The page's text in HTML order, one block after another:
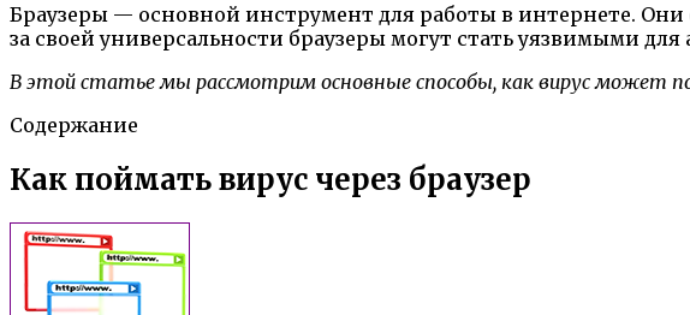
Браузеры — основной инструмент для работы в интернете. Они
за своей универсальности браузеры могут стать уязвимыми
В этой статье мы рассмотрим основные способы, как вирус может
Содержание
Как поймать вирус через браузер